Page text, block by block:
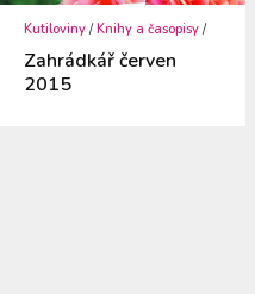
Kutiloviny /Knihy a časopisy /
Zahrádkář červen
2015